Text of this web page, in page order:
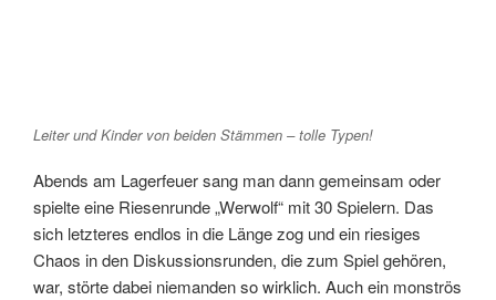
Leiter und Kinder von beiden Stämmen – tolle Typen!
Abends am Lagerfeuer sang man dann gemeinsam oder
spielte eine Riesenrunde „Werwolf“ mit 30 Spielern. Das
sich letzteres endlos in die Länge zog und ein riesiges
Chaos in den Diskussionsrunden, die zum Spiel gehören,
war, störte dabei niemanden so wirklich. Auch ein monströs